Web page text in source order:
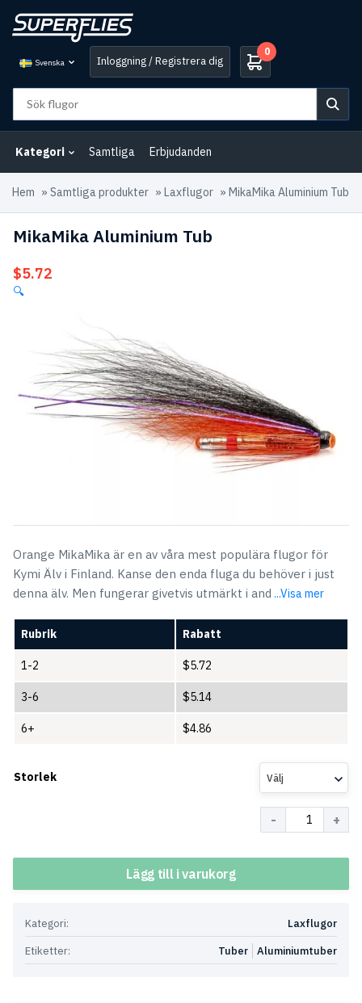
Svenska Inloggning / Registrera dig
0
Kategori Samtliga Erbjudanden
Hem » Samtliga produkter » Laxflugor » MikaMika Aluminium Tub
MikaMika Aluminium Tub
$5.72
🔍
Orange MikaMika är en av våra mest populära flugor för
Kymi Älv i Finland. Kanse den enda fluga du behöver i just
denna älv. Men fungerar givetvis utmärkt i and ...Visa mer
Rubrik Rabatt
1-2 $5.72
3-6 $5.14
6+ $4.86
Storlek Välj
Lägg till i varukorg
Kategori:
Laxflugor
Etiketter:
Aluminiumtuber
Tuber